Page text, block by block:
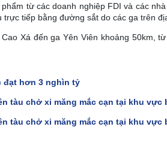
từ các doanh nghiệp FDI và các
tiếp bằng đường sắt do các ga trên
Xá đến ga Yên Viên khoảng 50km,
đạt hơn 3 nghìn tỷ
tàu chở xi măng mắc cạn tại khu vực
tàu chở xi măng mắc cạn tại khu vực